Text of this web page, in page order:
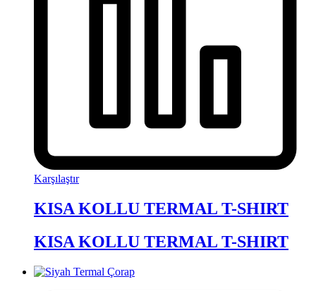
Karşılaştır
KISA KOLLU TERMAL T-SHIRT
KISA KOLLU TERMAL T-SHIRT